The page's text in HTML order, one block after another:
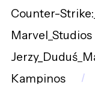
Counter-
Marvel_Studios
Kampinos